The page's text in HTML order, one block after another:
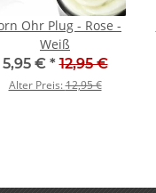
Ohr Plug - Rose -
Weiß
5,95 € * 12,95 €
Alter Preis:12,95 €